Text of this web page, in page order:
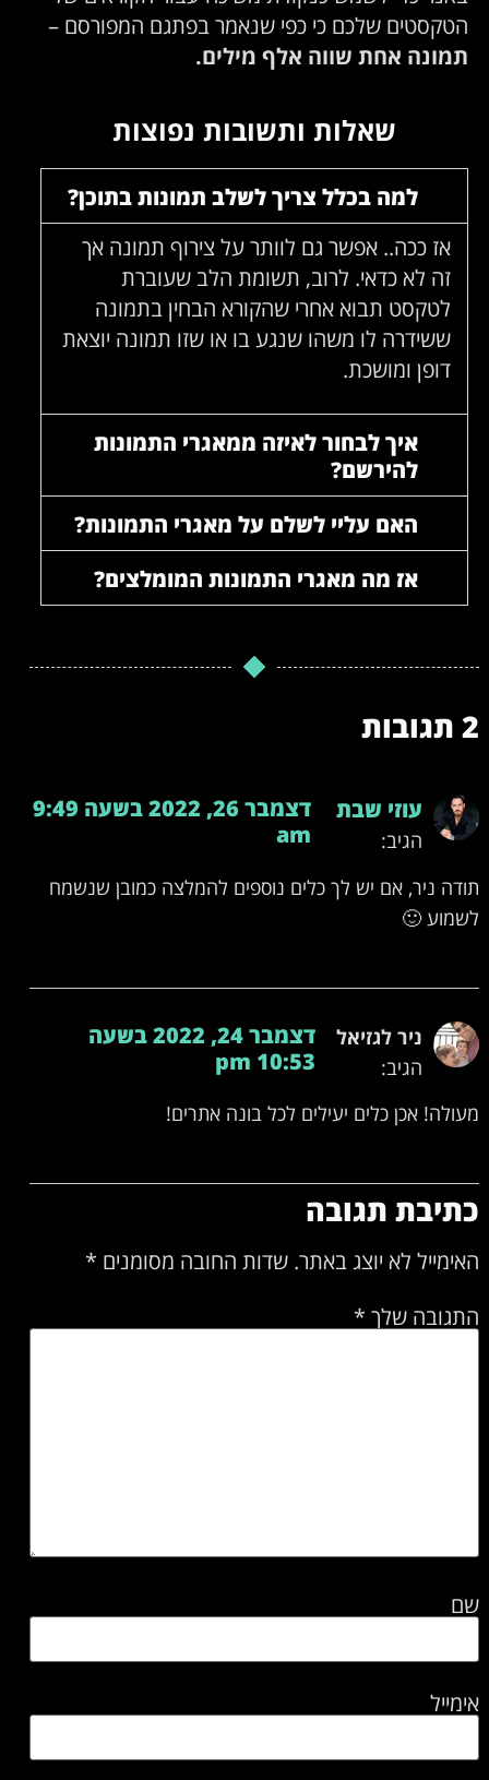
הטקסטים שלכם כי כפי שנאמר בפתגם המפורסם –
תמונה אחת שווה אלף מילים.
שאלות ותשובות נפוצות
למה בכלל צריך לשלב תמונות בתוכן?
אז ככה.. אפשר גם לוותר על צירוף תמונה אך
זה לא כדאי. לרוב, תשומת הלב שעוברת
לטקסט תבוא אחרי שהקורא הבחין בתמונה
ששידרה לו משהו שנגע בו או שזו תמונה יוצאת
דופן ומושכת.
איך לבחור לאיזה ממאגרי התמונות
להירשם?
האם עליי לשלם על מאגרי התמונות?
אז מה מאגרי התמונות המומלצים?
2 תגובות
עוזי שבת
הגיב:
דצמבר 26, 2022 בשעה 9:49
am
תודה ניר, אם יש לך כלים נוספים להמלצה כמובן שנשמח
לשמוע 🙂
ניר לגזיאל
הגיב:
דצמבר 24, 2022 בשעה
10:53 pm
מעולה! אכן כלים יעילים לכל בונה אתרים!
כתיבת תגובה
האימייל לא יוצג באתר. שדות החובה מסומנים *
התגובה שלך *
שם
אימייל